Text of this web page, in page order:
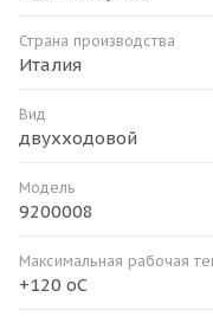
Страна производства
Италия
Вид
двухходовой
Модель
9200008
Максимальная рабочая
+120 оС